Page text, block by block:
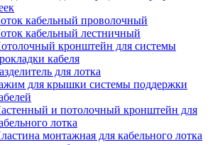
кабельный проволочный
кабельный лестничный
кронштейн для системы
кабеля
для лотка
для крышки системы поддержки
и потолочный кронштейн для
лотка
монтажная для кабельного лотка